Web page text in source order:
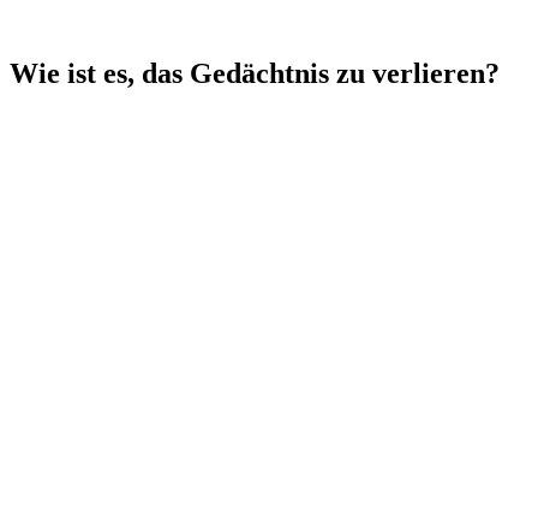
Wie ist es, das Gedächtnis zu verlieren?